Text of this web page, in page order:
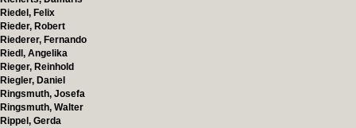
Riedel, Felix
Rieder, Robert
Riederer, Fernando
Riedl, Angelika
Rieger, Reinhold
Riegler, Daniel
Ringsmuth, Josefa
Ringsmuth, Walter
Rippel, Gerda